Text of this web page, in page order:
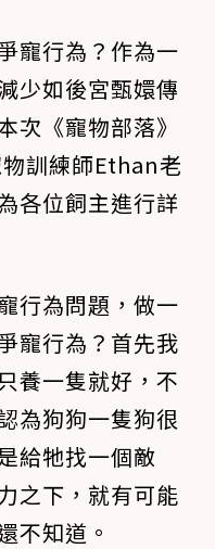
寵行為？作為一
少如後宮甄嬛傳
次《寵物部落》
訓練師Ethan老
各位飼主進行詳
行為問題，做一
寵行為？首先我
養一隻就好，不
為狗狗一隻狗很
給牠找一個敵
之下，就有可能
不知道。